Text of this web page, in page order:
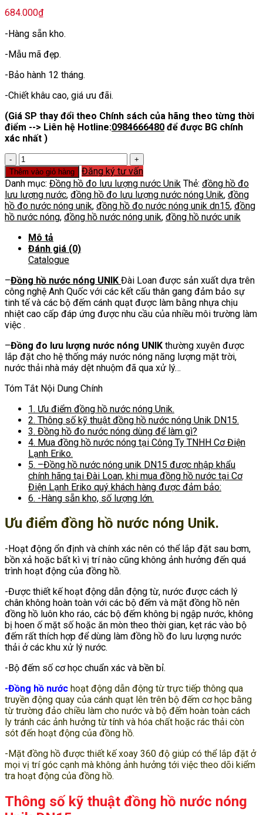
684.000₫
-Hàng sẵn kho.
-Mẫu mã đẹp.
-Bảo hành 12 tháng.
-Chiết khâu cao, giá ưu đãi.
(Giá SP thay đổi theo Chính sách của hãng theo từng thời
điểm --> Liên hệ Hotline:0984666480 để được BG chính
xác nhất )
Đồng
hồ
nước
nóng
Unik
DN15
số
lượng
Thêm vào giỏ hàng
Đăng ký tư vấn
Danh mục: Đồng hồ đo lưu lượng nước Unik Thẻ: đồng hồ đo
lưu lượng nước, đồng hồ đo lưu lượng nước nóng Unik, đồng
hồ đo nước nóng unik, đồng hồ đo nước nóng unik dn15, đồng
hồ nước nóng, đồng hồ nước nóng unik, đồng hồ nước unik
Mô tả
Đánh giá (0)
Catalogue
–Đồng hồ nước nóng UNIK Đài Loan được sản xuất dựa trên
công nghệ Anh Quốc với các kết cấu thân gang đảm bảo sự
tinh tế và các bộ đếm cánh quạt được làm bằng nhựa chịu
nhiệt cao cấp đáp ứng được nhu cầu của nhiều môi trường làm
việc .
–Đồng đo lưu lượng nước nóng UNIK thường xuyên được
lắp đặt cho hệ thống máy nước nóng năng lượng mặt trời,
nước thải nhà máy dệt nhuộm đã qua xử lý…
Tóm Tắt Nội Dung Chính
1. Ưu điểm đồng hồ nước nóng Unik.
2. Thông số kỹ thuật đồng hồ nước nóng Unik DN15.
3. Đồng hồ đo nước nóng dùng để làm gì?
4. Mua đồng hồ nước nóng tại Công Ty TNHH Cơ Điện
Lạnh Eriko.
5. –Đồng hồ nước nóng unik DN15 được nhập khẩu
chính hãng tại Đài Loan, khi mua đồng hồ nước tại Cơ
Điện Lạnh Eriko quý khách hàng được đảm bảo:
6. -Hàng sẵn kho, số lượng lớn.
Ưu điểm đồng hồ nước nóng Unik.
-Hoạt động ổn định và chính xác nên có thể lắp đặt sau bơm,
bồn xả hoặc bất kì vị trí nào cũng không ảnh hưởng đến quá
trình hoạt động của đồng hồ.
-Được thiết kế hoạt động dẫn động từ, nước được cách lý
chân không hoàn toàn với các bộ đếm và mặt đồng hồ nên
đồng hồ luôn kho ráo, các bộ đếm không bị ngập nước, không
bị hoen ố mặt số hoặc ăn mòn theo thời gian, kẹt rác vào bộ
đếm rất thích hợp để dùng làm đồng hồ đo lưu lượng nước
thải ở các khu xử lý nước.
-Bộ đếm số cơ học chuẩn xác và bền bỉ.
-Đồng hồ nước hoạt động dẫn động từ trực tiếp thông qua
truyền động quay của cánh quạt lên trên bộ đếm cơ học bằng
từ trường đảo chiều làm cho nước và bộ đếm hoàn toàn cách
ly tránh các ảnh hưởng từ tính và hóa chất hoặc rác thải còn
sót đến hoạt động của đồng hồ.
-Mặt đồng hồ được thiết kế xoay 360 độ giúp có thể lắp đặt ở
mọi vị trí góc cạnh mà không ảnh hưởng tới việc theo dõi kiểm
tra hoạt động của đồng hồ.
Thông số kỹ thuật đồng hồ nước nóng